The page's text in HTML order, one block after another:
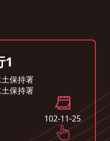
1
保持署
保持署
102-11-25